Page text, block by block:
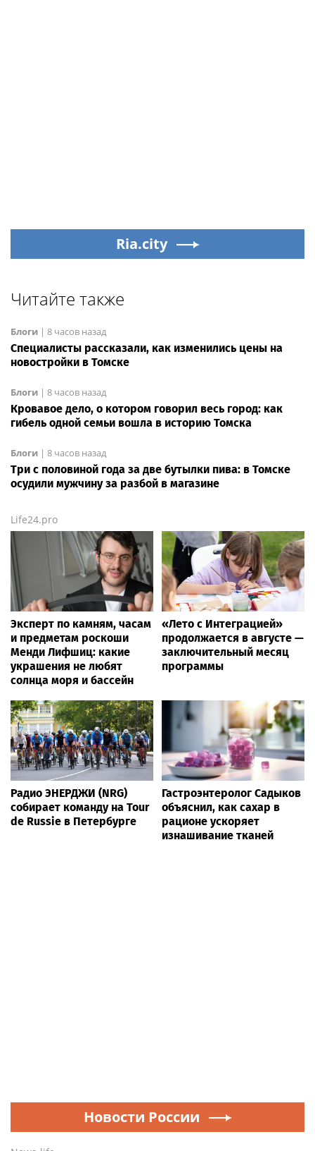
Ria.city
Читайте также
Блоги | 8 часов назад
Специалисты рассказали, как изменились цены на
новостройки в Томске
Блоги | 8 часов назад
Кровавое дело, о котором говорил весь город: как
гибель одной семьи вошла в историю Томска
Блоги | 8 часов назад
Три с половиной года за две бутылки пива: в Томске
осудили мужчину за разбой в магазине
Life24.pro
Эксперт по камням, часам
и предметам роскоши
Менди Лифшиц: какие
украшения не любят
солнца моря и бассейн
«Лето с Интеграцией»
продолжается в августе —
заключительный месяц
программы
Радио ЭНЕРДЖИ (NRG)
собирает команду на Tour
de Russie в Петербурге
Гастроэнтеролог Садыков
объяснил, как сахар в
рационе ускоряет
изнашивание тканей
Новости России